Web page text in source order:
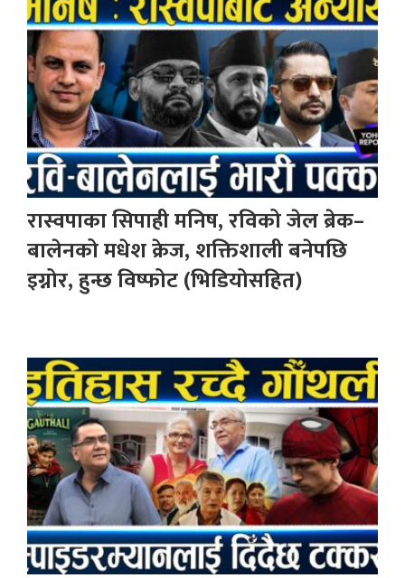
रास्वपाका सिपाही मनिष, रविको जेल ब्रेक–
बालेनको मधेश क्रेज, शक्तिशाली बनेपछि
इग्नोर, हुन्छ विष्फोट (भिडियोसहित)